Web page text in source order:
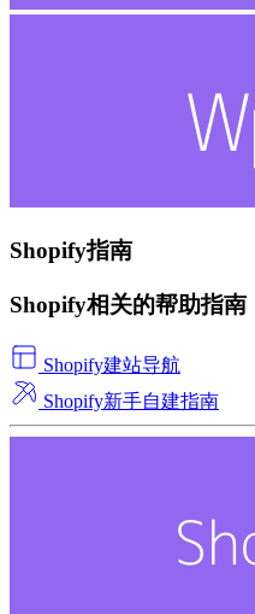
Shopify指南
Shopify相关的帮助指南
Shopify建站导航
Shopify新手自建指南